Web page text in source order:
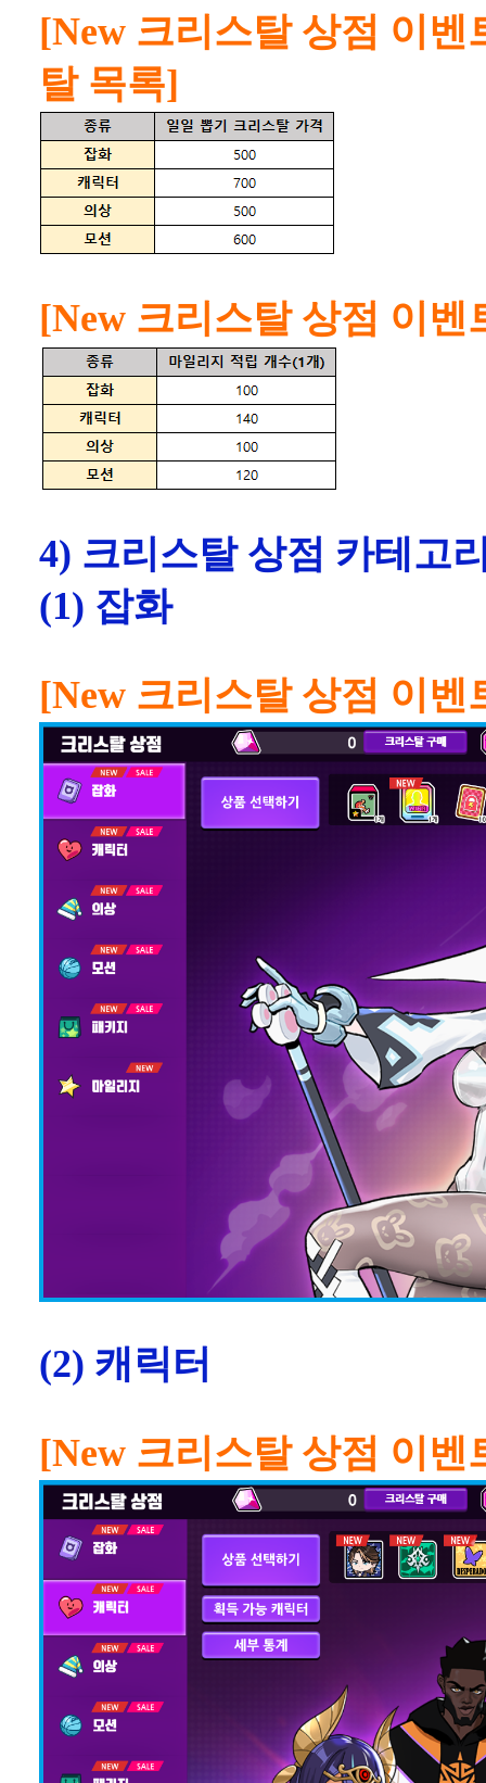
[New 크리스탈 상점 이벤
탈 목록]
[New 크리스탈 상점 이
4) 크리스탈 상점 카테고
(1) 잡화
[New 크리스탈 상점 이
(2) 캐릭터
[New 크리스탈 상점 이